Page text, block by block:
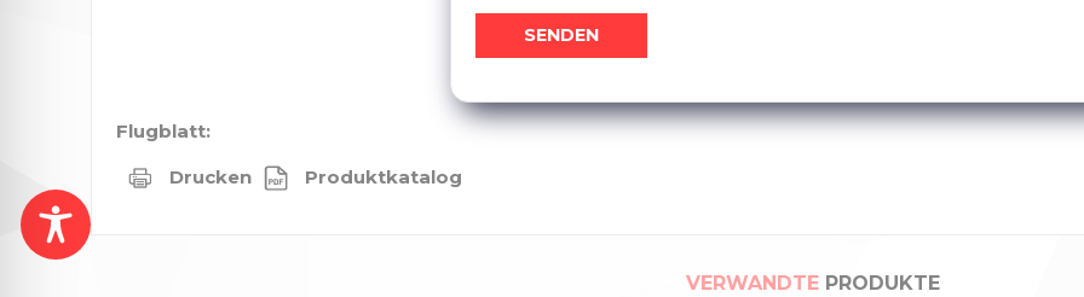
Flugblatt:
Drucken
Produktkatalog
VERWANDTE PRODUKTE